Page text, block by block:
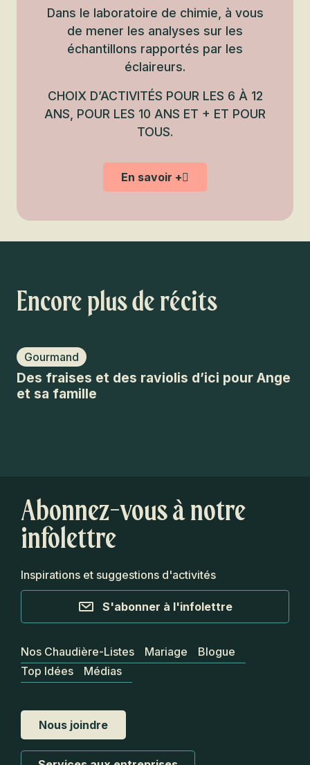
Dans le laboratoire de chimie, à vous
de mener les analyses sur les
échantillons rapportés par les
éclaireurs.
CHOIX D’ACTIVITÉS POUR LES 6 À 12
ANS, POUR LES 10 ANS ET + ET POUR
TOUS.
En savoir +
Encore plus de récits
Gourmand
Des fraises et des raviolis d’ici pour Ange
et sa famille
Abonnez-vous à notre
infolettre
Inspirations et suggestions d'activités
S'abonner à l'infolettre
Nous joindre
Nos Chaudière-Listes Mariage
Blogue
Top Idées
Médias